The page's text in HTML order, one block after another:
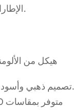
الإطارات توفر الأداء الأمثل والجاذبية البصرية.
هيكل من
تصميم ذهبي وأسود: أنيق ولافت للنظر لمظهر جريء.